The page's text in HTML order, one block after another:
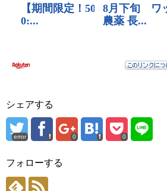
シェアする
error 0 0
フォローする